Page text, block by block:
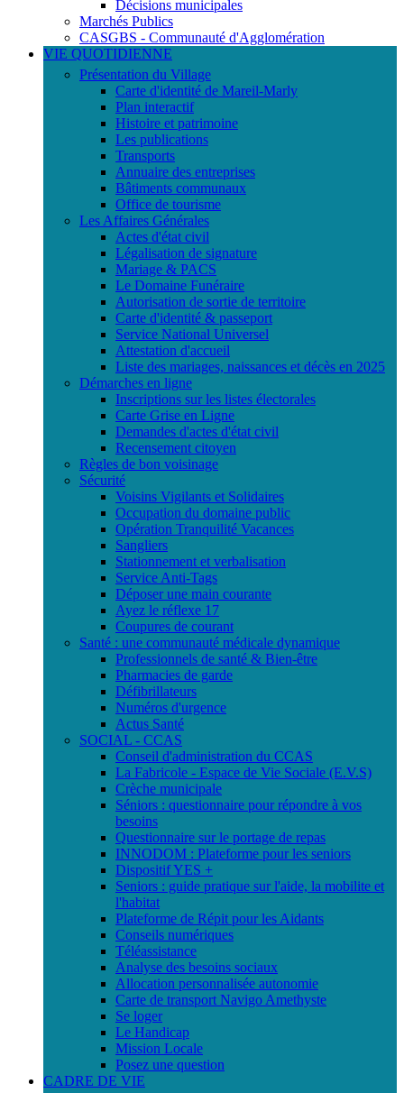
Décisions municipales
Marchés Publics
CASGBS - Communauté d'Agglomération
VIE QUOTIDIENNE
Présentation du Village
Carte d'identité de Mareil-Marly
Plan interactif
Histoire et patrimoine
Les publications
Transports
Annuaire des entreprises
Bâtiments communaux
Office de tourisme
Les Affaires Générales
Actes d'état civil
Légalisation de signature
Mariage & PACS
Le Domaine Funéraire
Autorisation de sortie de territoire
Carte d'identité & passeport
Service National Universel
Attestation d'accueil
Liste des mariages, naissances et décès en 2025
Démarches en ligne
Inscriptions sur les listes électorales
Carte Grise en Ligne
Demandes d'actes d'état civil
Recensement citoyen
Règles de bon voisinage
Sécurité
Voisins Vigilants et Solidaires
Occupation du domaine public
Opération Tranquilité Vacances
Sangliers
Stationnement et verbalisation
Service Anti-Tags
Déposer une main courante
Ayez le réflexe 17
Coupures de courant
Santé : une communauté médicale dynamique
Professionnels de santé & Bien-être
Pharmacies de garde
Défibrillateurs
Numéros d'urgence
Actus Santé
SOCIAL - CCAS
Conseil d'administration du CCAS
La Fabricole - Espace de Vie Sociale (E.V.S)
Crèche municipale
Séniors : questionnaire pour répondre à vos
besoins
Questionnaire sur le portage de repas
INNODOM : Plateforme pour les seniors
Dispositif YES +
Seniors : guide pratique sur l'aide, la mobilite et
l'habitat
Plateforme de Répit pour les Aidants
Conseils numériques
Téléassistance
Analyse des besoins sociaux
Allocation personnalisée autonomie
Carte de transport Navigo Amethyste
Se loger
Le Handicap
Mission Locale
Posez une question
CADRE DE VIE